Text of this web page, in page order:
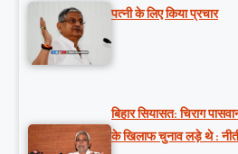
पत्नी के लिए किया प्रचार
बिहार सियासत: चिराग
के खिलाफ चुनाव लड़े थे :